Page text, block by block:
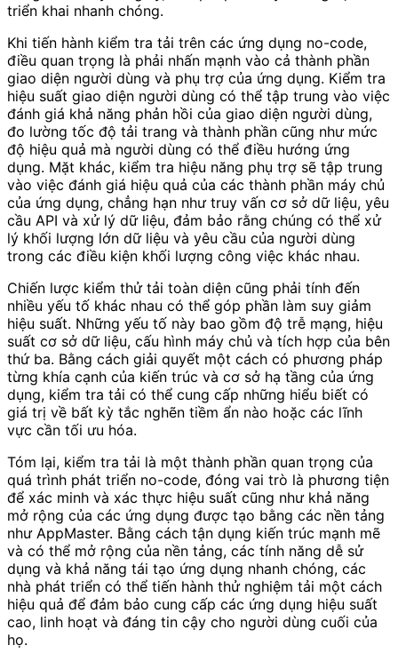
triển khai nhanh chóng.
Khi tiến hành kiểm tra tải trên các ứng dụng no-code,
điều quan trọng là phải nhấn mạnh vào cả thành phần
giao diện người dùng và phụ trợ của ứng dụng. Kiểm tra
hiệu suất giao diện người dùng có thể tập trung vào việc
đánh giá khả năng phản hồi của giao diện người dùng,
đo lường tốc độ tải trang và thành phần cũng như mức
độ hiệu quả mà người dùng có thể điều hướng ứng
dụng. Mặt khác, kiểm tra hiệu năng phụ trợ sẽ tập trung
vào việc đánh giá hiệu quả của các thành phần máy chủ
của ứng dụng, chẳng hạn như truy vấn cơ sở dữ liệu, yêu
cầu API và xử lý dữ liệu, đảm bảo rằng chúng có thể xử
lý khối lượng lớn dữ liệu và yêu cầu của người dùng
trong các điều kiện khối lượng công việc khác nhau.
Chiến lược kiểm thử tải toàn diện cũng phải tính đến
nhiều yếu tố khác nhau có thể góp phần làm suy giảm
hiệu suất. Những yếu tố này bao gồm độ trễ mạng, hiệu
suất cơ sở dữ liệu, cấu hình máy chủ và tích hợp của bên
thứ ba. Bằng cách giải quyết một cách có phương pháp
từng khía cạnh của kiến ​​trúc và cơ sở hạ tầng của ứng
dụng, kiểm tra tải có thể cung cấp những hiểu biết có
giá trị về bất kỳ tắc nghẽn tiềm ẩn nào hoặc các lĩnh
vực cần tối ưu hóa.
Tóm lại, kiểm tra tải là một thành phần quan trọng của
quá trình phát triển no-code, đóng vai trò là phương tiện
để xác minh và xác thực hiệu suất cũng như khả năng
mở rộng của các ứng dụng được tạo bằng các nền tảng
như AppMaster. Bằng cách tận dụng kiến ​​trúc mạnh mẽ
và có thể mở rộng của nền tảng, các tính năng dễ sử
dụng và khả năng tái tạo ứng dụng nhanh chóng, các
nhà phát triển có thể tiến hành thử nghiệm tải một cách
hiệu quả để đảm bảo cung cấp các ứng dụng hiệu suất
cao, linh hoạt và đáng tin cậy cho người dùng cuối của
họ.